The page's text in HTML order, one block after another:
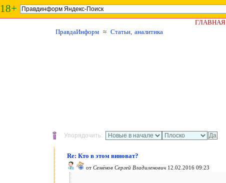
18+
ГЛАВНАЯ
ПравдаИнформ ≈ Статьи, аналитика
Упорядочить:
Re: Кто в этом виноват?
от Семёнов Сергей Владиленович 12.02.2016 09:23